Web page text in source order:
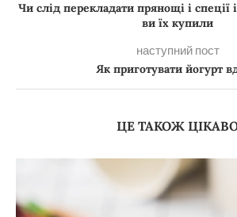
Чи слід перекладати прянощі і спеції
ви їх купили
наступний пост
Як приготувати йогурт
ЦЕ ТАКОЖ